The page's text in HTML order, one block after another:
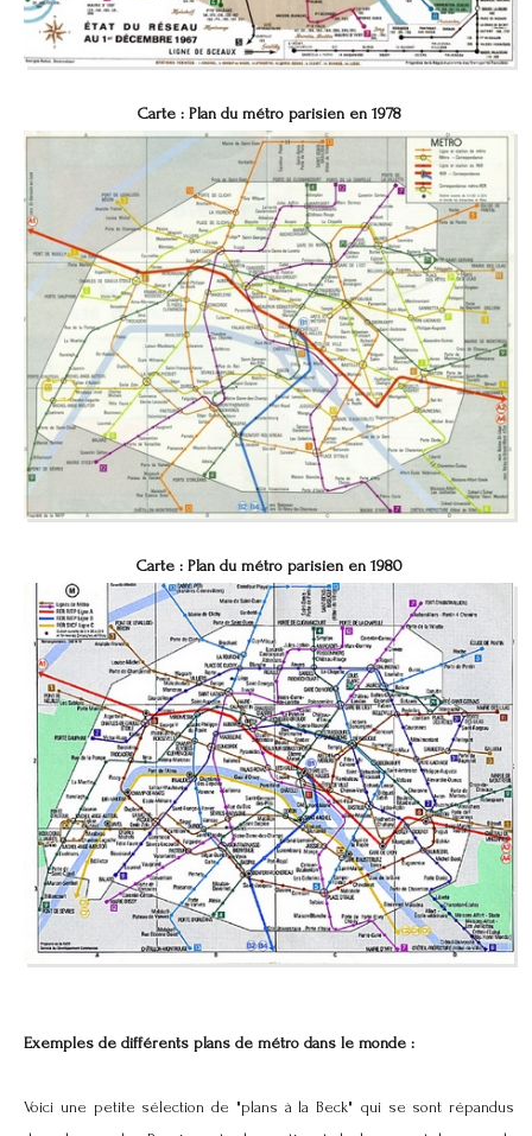
Carte : Plan du métro parisien en 1978
Carte : Plan du métro parisien en 1980
Exemples de différents plans de métro dans le monde :
Voici une petite sélection de "plans à la Beck" qui se sont répandus